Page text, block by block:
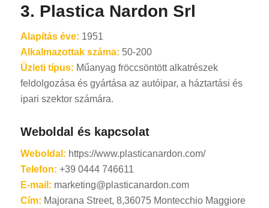
3. Plastica Nardon Srl
Alapítás éve: 1951
Alkalmazottak száma: 50-200
Üzleti típus: Műanyag fröccsöntött alkatrészek
feldolgozása és gyártása az autóipar, a háztartási és
ipari szektor számára.
Weboldal és kapcsolat
Weboldal: https://www.plasticanardon.com/
Telefon: +39 0444 746611
E-mail: marketing@plasticanardon.com
Cím: Majorana Street, 8,36075 Montecchio Maggiore